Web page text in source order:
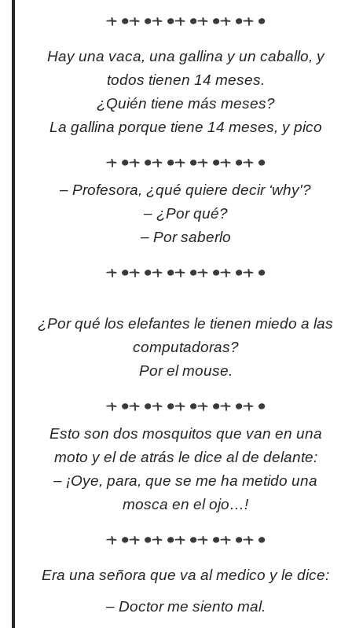
Hay una vaca, una gallina y un caballo, y
todos tienen 14 meses.
¿Quién tiene más meses?
La gallina porque tiene 14 meses, y pico
– Profesora, ¿qué quiere decir ‘why'?
– ¿Por qué?
– Por saberlo
¿Por qué los elefantes le tienen miedo a las
computadoras?
Por el mouse.
Esto son dos mosquitos que van en una
moto y el de atrás le dice al de delante:
– ¡Oye, para, que se me ha metido una
mosca en el ojo…!
Era una señora que va al medico y le dice:
– Doctor me siento mal.